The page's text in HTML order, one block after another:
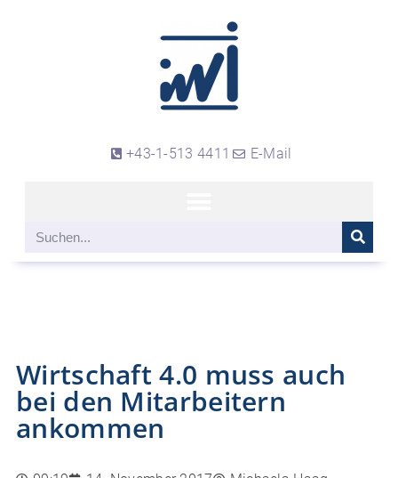
+43-1-513 4411 E-Mail
Wirtschaft 4.0 muss auch
bei den Mitarbeitern
ankommen